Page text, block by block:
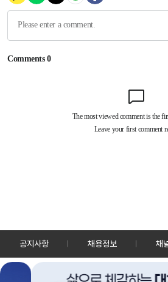
공지사항 채용정보 채
30128 세종특별자치시 정부2청사로 13